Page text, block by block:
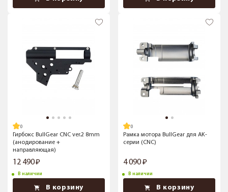
Гирбокс BullGear CNC ver.2 8mm
(анодирование +
направляющая)
12 490
В наличии
В корзину
Рамка мотора BullGear для AK-
серии (CNC)
4 090
В наличии
В корзину